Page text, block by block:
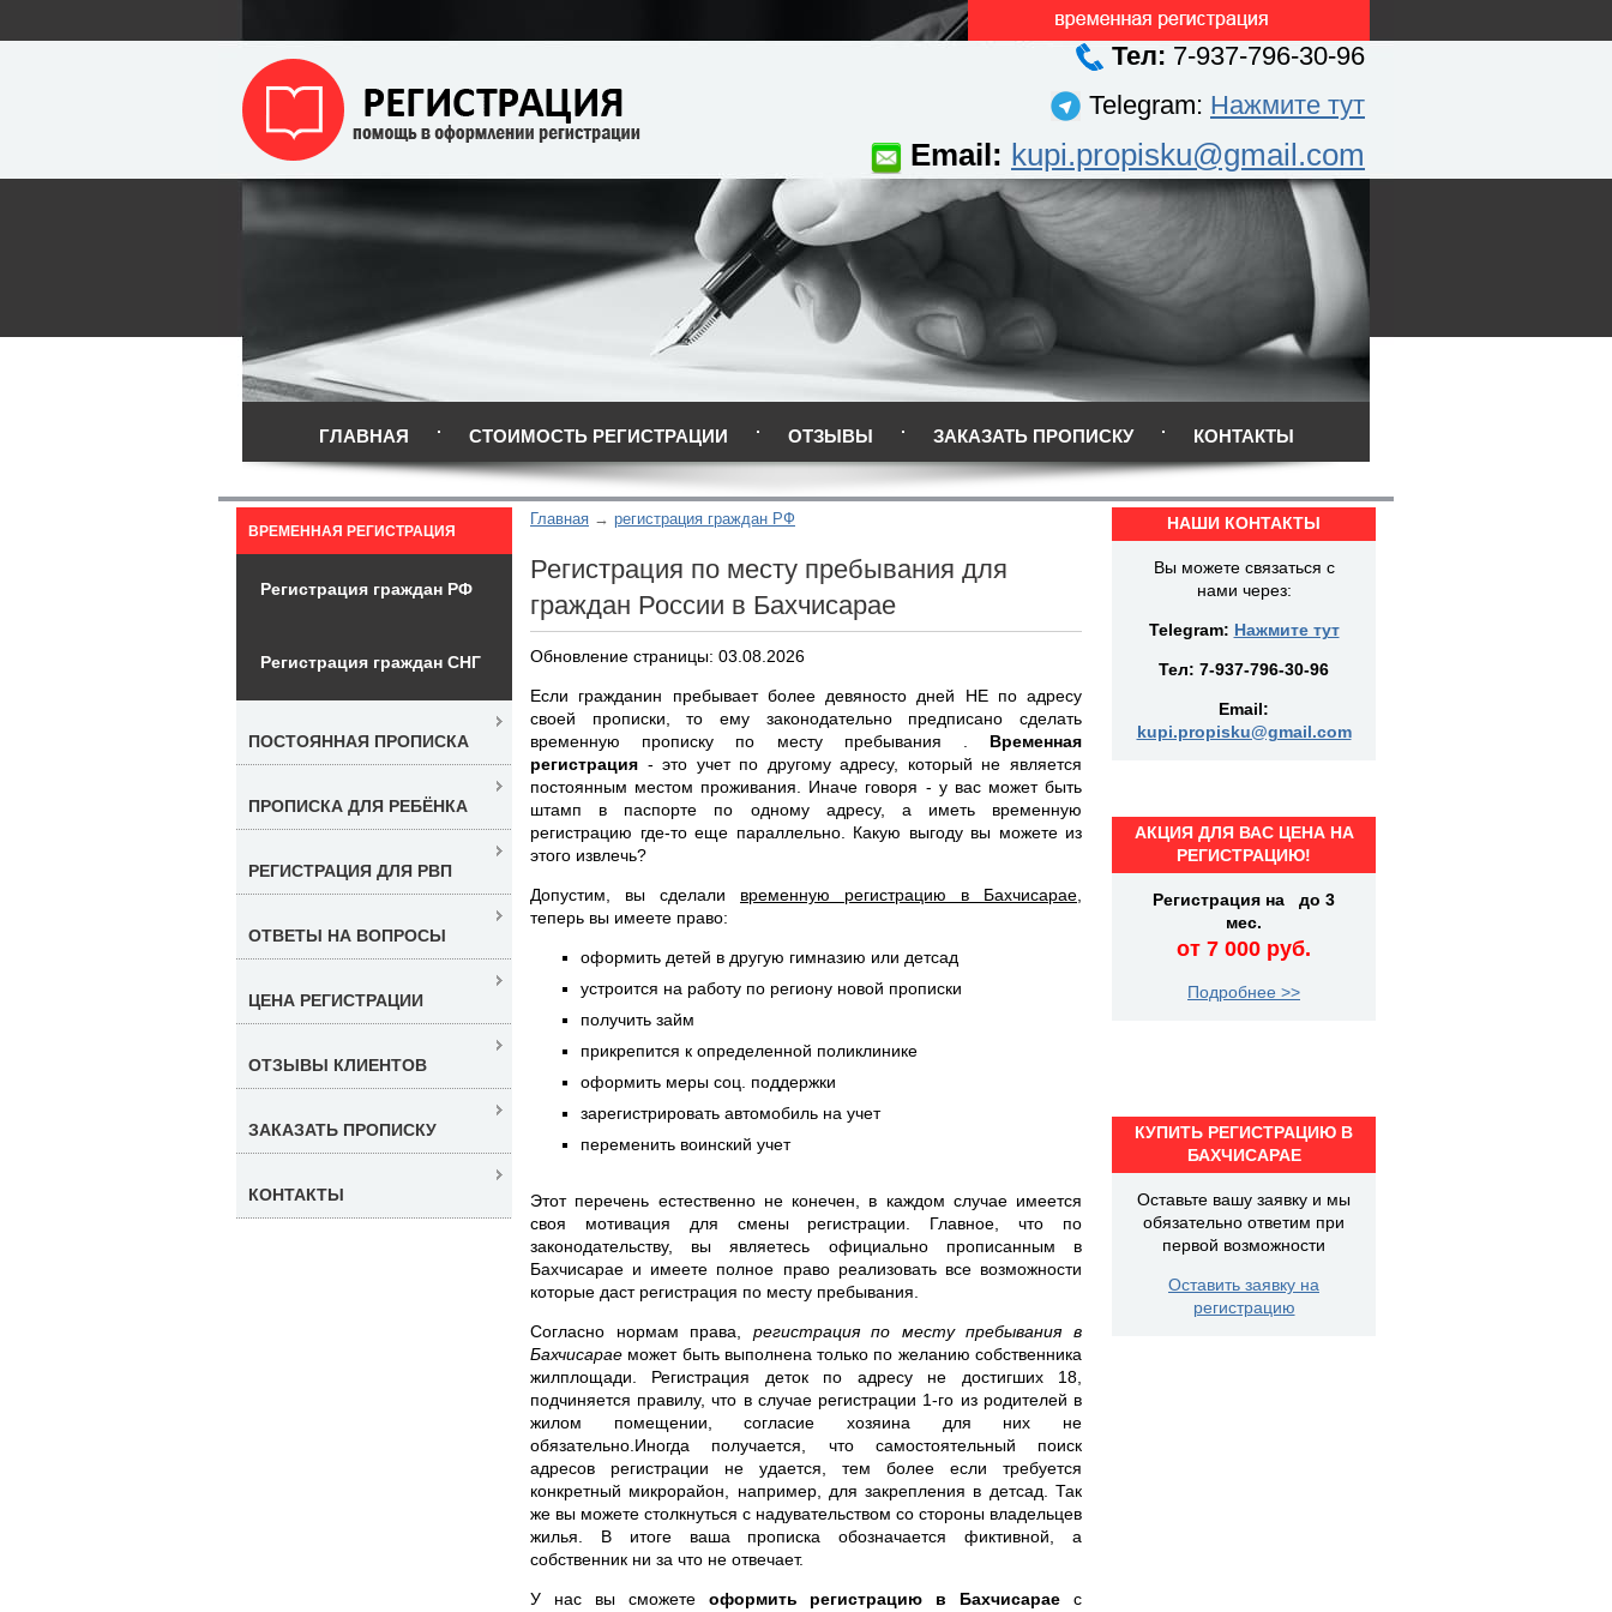
Тел: 7-937-796-30-96
Telegram: Нажмите тут
Email: kupi.propisku@gmail.com
ГЛАВНАЯ СТОИМОСТЬ РЕГИСТРАЦИИ ОТЗЫВЫ ЗАКАЗАТЬ ПРОПИСКУ КОНТАКТЫ
Главная регистрация граждан РФ
Регистрация по месту пребывания для
граждан России в Бахчисарае
Обновление страницы: 03.08.2026
Если гражданин пребывает более девяносто дней НЕ по адресу
своей прописки, то ему законодательно предписано сделать
временную прописку по месту пребывания . Временная
регистрация - это учет по другому адресу, который не является
постоянным местом проживания. Иначе говоря - у вас может быть
штамп в паспорте по одному адресу, а иметь временную
регистрацию где-то еще параллельно. Какую выгоду вы можете из
этого извлечь?
Допустим, вы сделали временную регистрацию в Бахчисарае
теперь вы имеете право:
оформить детей в другую гимназию или детсад
устроится на работу по региону новой прописки
получить займ
прикрепится к определенной поликлинике
оформить меры соц. поддержки
зарегистрировать автомобиль на учет
переменить воинский учет
Этот перечень естественно не конечен, в каждом случае имеется
своя мотивация для смены регистрации. Главное, что по
законодательству, вы являетесь официально прописанным в
Бахчисарае и имеете полное право реализовать все возможности
которые даст регистрация по месту пребывания.
Согласно нормам права, регистрация по месту пребывания в
Бахчисарае может быть выполнена только по желанию собственника
жилплощади. Регистрация деток по адресу не достигших 18,
подчиняется правилу, что в случае регистрации 1-го из родителей в
жилом помещении, согласие хозяина для них не
обязательно.Иногда получается, что самостоятельный поиск
адресов регистрации не удается, тем более если требуется
конкретный микрорайон, например, для закрепления в детсад. Так
же вы можете столкнуться с надувательством со стороны владельцев
жилья. В итоге ваша прописка обозначается фиктивной, а
собственник ни за что не отвечает.
У нас вы сможете оформить регистрацию в Бахчисарае с
ВРЕМЕННАЯ РЕГИСТРАЦИЯ
Регистрация граждан РФ
Регистрация граждан СНГ
ПОСТОЯННАЯ ПРОПИСКА
ПРОПИСКА ДЛЯ РЕБЁНКА
РЕГИСТРАЦИЯ ДЛЯ РВП
ОТВЕТЫ НА ВОПРОСЫ
ЦЕНА РЕГИСТРАЦИИ
ОТЗЫВЫ КЛИЕНТОВ
ЗАКАЗАТЬ ПРОПИСКУ
КОНТАКТЫ
НАШИ КОНТАКТЫ
Вы можете связаться с
нами через:
Telegram: Нажмите тут
Тел: 7-937-796-30-96
Email:
kupi.propisku@gmail.com
АКЦИЯ ДЛЯ ВАС ЦЕНА НА
РЕГИСТРАЦИЮ!
Регистрация на до 3
мес.
от 7 000 руб.
Подробнее >>
КУПИТЬ РЕГИСТРАЦИЮ В
БАХЧИСАРАЕ
Оставьте вашу заявку и мы
обязательно ответим при
первой возможности
Оставить заявку на
регистрацию